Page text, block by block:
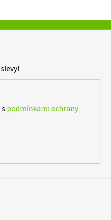
v
ý
s
podmínkami ochrany